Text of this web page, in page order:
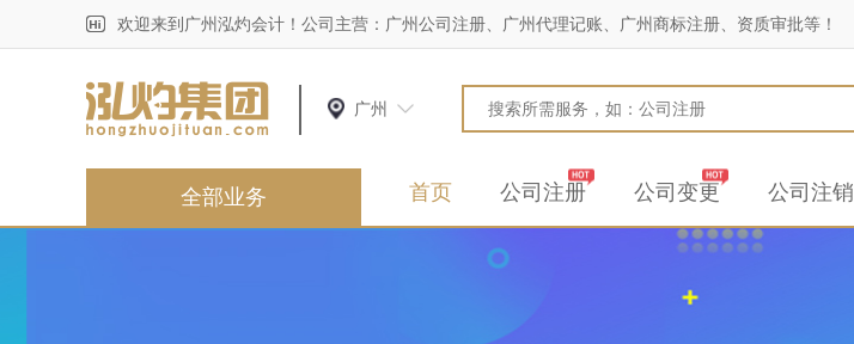
欢迎来到广州泓灼会计！公司主营：广州公司注册、广州代理记账、广州商标注册、资质审批等！
广州
全部业务 首页 公司注册 公司变更 公司注销